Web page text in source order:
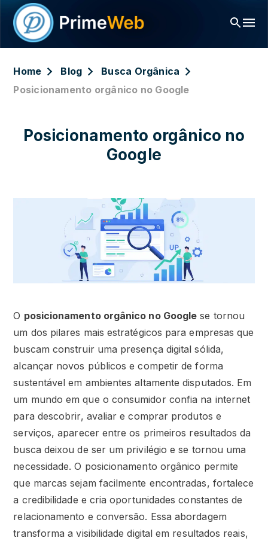
Home Blog
Busca Orgânica
Posicionamento orgânico no Google
Posicionamento orgânico no
Google
O posicionamento orgânico no Google se tornou
um dos pilares mais estratégicos para empresas que
buscam construir uma presença digital sólida,
alcançar novos públicos e competir de forma
sustentável em ambientes altamente disputados. Em
um mundo em que o consumidor confia na internet
para descobrir, avaliar e comprar produtos e
serviços, aparecer entre os primeiros resultados da
busca deixou de ser um privilégio e se tornou uma
necessidade. O posicionamento orgânico permite
que marcas sejam facilmente encontradas, fortalece
a credibilidade e cria oportunidades constantes de
relacionamento e conversão. Essa abordagem
transforma a visibilidade digital em resultados reais,